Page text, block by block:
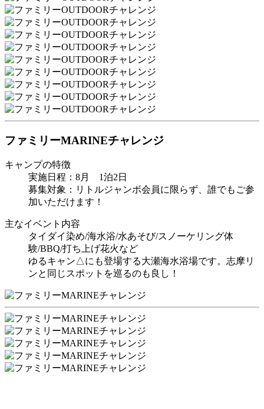
ファミリーMARINEチャレンジ
キャンプの特徴
実施日程：8月 1泊2日
募集対象：リトルジャンボ会員に限らず、誰でもご参
加いただけます！
主なイベント内容
タイダイ染め/海水浴/水あそび/スノーケリング体
験/BBQ/打ち上げ花火など
ゆるキャン△にも登場する大瀬海水浴場です。志摩リ
ンと同じスポットを巡るのも良し！